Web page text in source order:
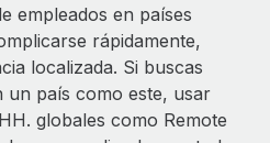
empleados en países
rápidamente,
localizada. Si buscas
país como este, usar
globales como Remote